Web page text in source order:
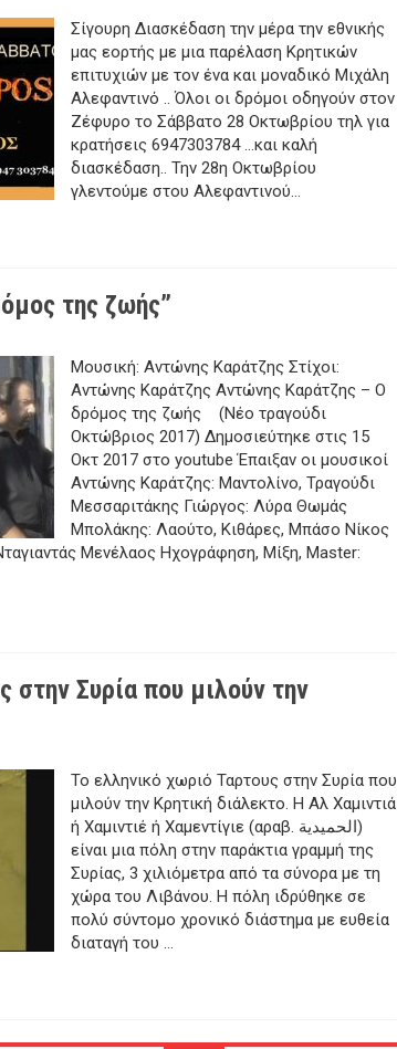
Σίγουρη Διασκέδαση την μέρα την εθνικής
μας εορτής με μια παρέλαση Κρητικών
επιτυχιών με τον ένα και μοναδικό Μιχάλη
Αλεφαντινό .. Όλοι οι δρόμοι οδηγούν στον
Ζέφυρο το Σάββατο 28 Οκτωβρίου τηλ για
κρατήσεις 6947303784 …και καλή
διασκέδαση.. Την 28η Οκτωβρίου
γλεντούμε στου Αλεφαντινού…
της ζωής”
Μουσική: Αντώνης Καράτζης Στίχοι:
Αντώνης Καράτζης Αντώνης Καράτζης – O
δρόμος της ζωής (Νέο τραγούδι
Οκτώβριος 2017) Δημοσιεύτηκε στις 15
Οκτ 2017 στο youtube Έπαιξαν οι μουσικοί
Αντώνης Καράτζης: Μαντολίνο, Τραγούδι
Μεσσαριτάκης Γιώργος: Λύρα Θωμάς
Μπολάκης: Λαούτο, Κιθάρες, Μπάσο Νίκος
Μενέλαος Ηχογράφηση, Μίξη, Master:
στην Συρία που μιλούν την
Το ελληνικό χωριό Ταρτους στην Συρία που
μιλούν την Κρητική διάλεκτο. H Αλ Χαμιντιά
ή Χαμιντιέ ή Χαμεντίγιε (αραβ. الحميدية)
είναι μια πόλη στην παράκτια γραμμή της
Συρίας, 3 χιλιόμετρα από τα σύνορα με τη
χώρα του Λιβάνου. Η πόλη ιδρύθηκε σε
πολύ σύντομο χρονικό διάστημα με ευθεία
διαταγή του …